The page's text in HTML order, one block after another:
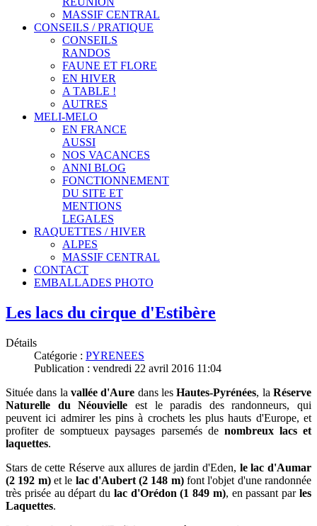
MASSIF CENTRAL
CONSEILS / PRATIQUE
CONSEILS
RANDOS
FAUNE ET FLORE
EN HIVER
A TABLE !
AUTRES
MELI-MELO
EN FRANCE
AUSSI
NOS VACANCES
ANNI BLOG
FONCTIONNEMENT
DU SITE ET
MENTIONS
LEGALES
RAQUETTES / HIVER
ALPES
MASSIF CENTRAL
CONTACT
EMBALLADES PHOTO
Les lacs du cirque d'Estibère
Détails
Catégorie : PYRENEES
Publication : vendredi 22 avril 2016 11:04
Située dans la vallée d'Aure dans lesHautes-Pyrénées, laRéserve
Naturelle du Néouvielle est le paradis des randonneurs, qui
peuvent ici admirer les pins à crochets les plus hauts d'Europe, et
profiter de somptueux paysages parsemés denombreux lacs et
laquettes.
Stars de cette Réserve aux allures de jardin d'Eden, le lac d'Aumar
(2 192 m)et le lac d'Aubert (2 148 m)font l'objet d'une randonnée
très prisée au départ du lac d'Orédon (1 849 m), en passant parles
Laquettes.